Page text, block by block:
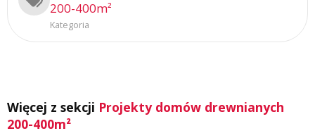
200-400m²
Kategoria
Więcej z sekcji Projekty domów drewnianych
200-400m²